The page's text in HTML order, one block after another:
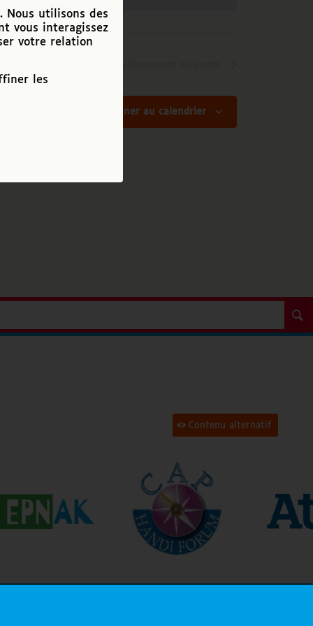
Nous utilisons des
vous interagissez
votre relation
les
S’abonner au calendrier
Contenu alternatif